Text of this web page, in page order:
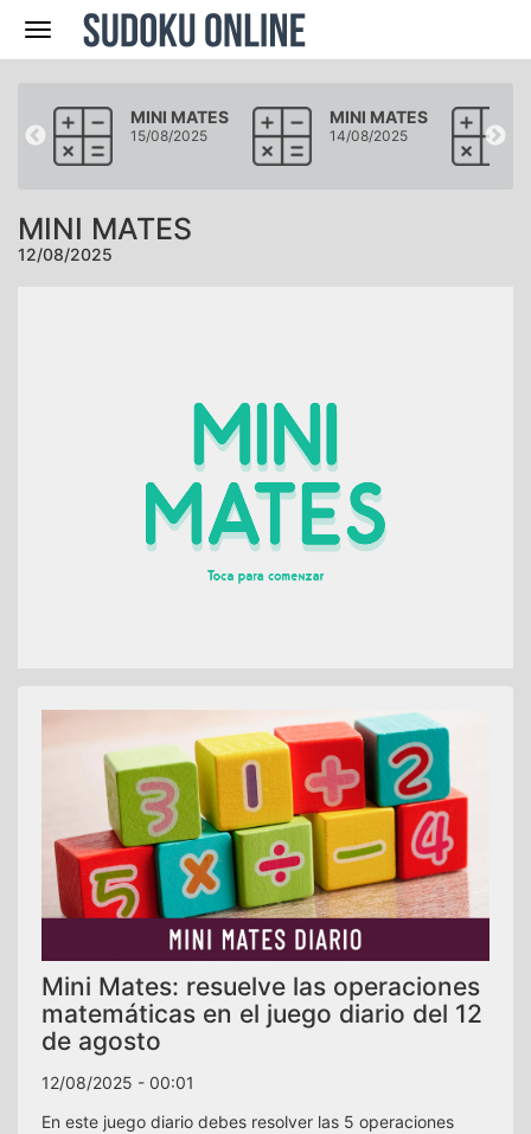
Navegación
MINI MATES
15/08/2025
MINI MATES
14/08/2025
MINI MATES
12/08/2025
Mini Mates: resuelve las operaciones
matemáticas en el juego diario del 12
de agosto
12/08/2025 - 00:01
En este juego diario debes resolver las 5 operaciones